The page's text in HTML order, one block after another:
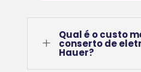
L
Qual é o custo
conserto de
Hauer?